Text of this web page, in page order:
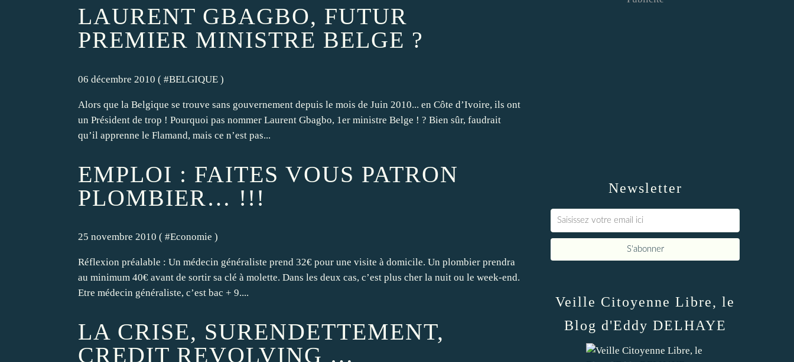
LAURENT GBAGBO, FUTUR
PREMIER MINISTRE BELGE ?
06 décembre 2010 ( #BELGIQUE )
Alors que la Belgique se trouve sans gouvernement depuis le mois de Juin 2010... en Côte d’Ivoire, ils ont
un Président de trop ! Pourquoi pas nommer Laurent Gbagbo, 1er ministre Belge ! ? Bien sûr, faudrait
qu’il apprenne le Flamand, mais ce n’est pas...
EMPLOI : FAITES VOUS PATRON
PLOMBIER… !!!
25 novembre 2010 ( #Economie )
Réflexion préalable : Un médecin généraliste prend 32€ pour une visite à domicile. Un plombier prendra
au minimum 40€ avant de sortir sa clé à molette. Dans les deux cas, c’est plus cher la nuit ou le week-end.
Etre médecin généraliste, c’est bac + 9....
LA CRISE, SURENDETTEMENT,
CREDIT REVOLVING …
Newsletter
Veille Citoyenne Libre, le
Blog d'Eddy DELHAYE